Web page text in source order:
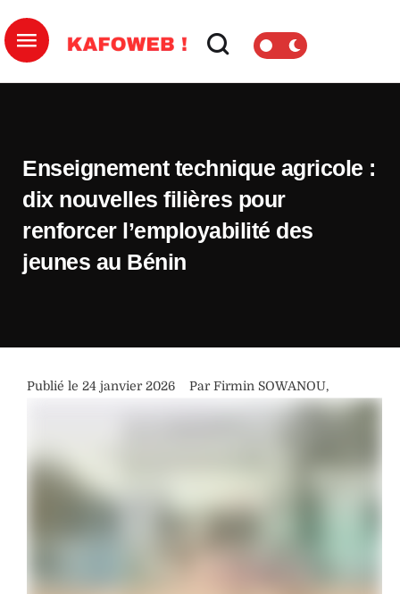
Enseignement technique agricole :
dix nouvelles filières pour
renforcer l’employabilité des
jeunes au Bénin
Publié le 24 janvier 2026 Par Firmin SOWANOU,